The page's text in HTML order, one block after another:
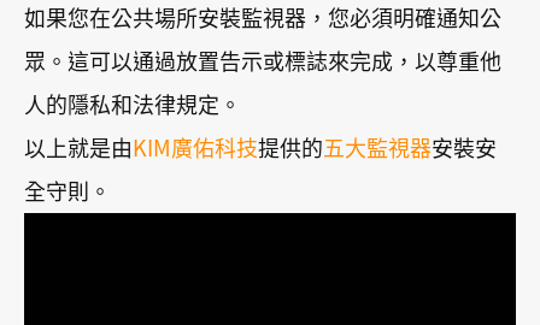
如果您在公共場所安裝監視器，您必須明確通知公
眾。這可以通過放置告示或標誌來完成，以尊重他
人的隱私和法律規定。
以上就是由KIM廣佑科技提供的五大監視器安裝安
全守則。